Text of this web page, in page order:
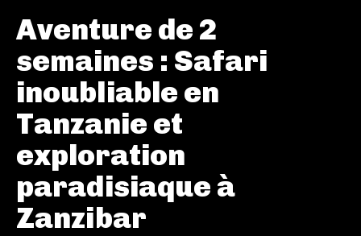
Aventure de 2
semaines : Safari
inoubliable en
Tanzanie et
exploration
paradisiaque à
Zanzibar